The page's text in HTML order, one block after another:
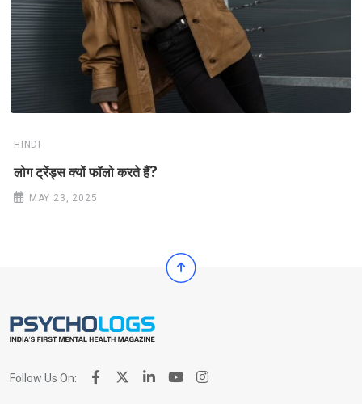
HINDI
लोग ट्रेंड्स क्यों फॉलो करते हैं?
MAY 23, 2025
Follow Us On: